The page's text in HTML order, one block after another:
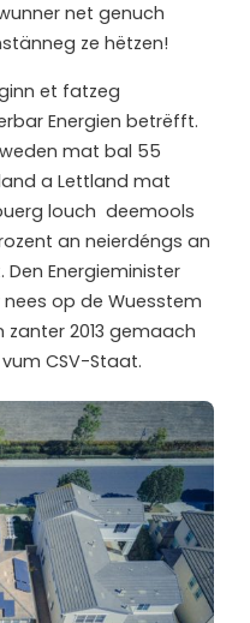
net genuch
ze hëtzen!
et fatzeg
Energien betrëfft.
mat bal 55
a Lettland mat
louch deemools
an neierdéngs an
Den Energieminister
op de Wuesstem
2013 gemaach
CSV-Staat.